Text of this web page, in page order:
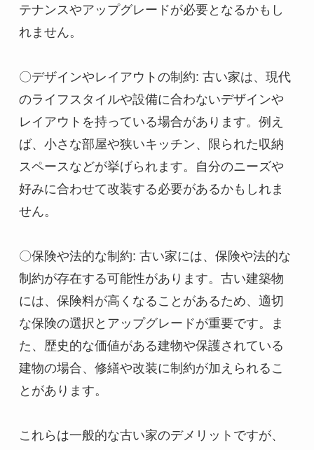
テナンスやアップグレードが必要となるかもし
れません。
〇デザインやレイアウトの制約: 古い家は、現代
のライフスタイルや設備に合わないデザインや
レイアウトを持っている場合があります。例え
ば、小さな部屋や狭いキッチン、限られた収納
スペースなどが挙げられます。自分のニーズや
好みに合わせて改装する必要があるかもしれま
せん。
〇保険や法的な制約: 古い家には、保険や法的な
制約が存在する可能性があります。古い建築物
には、保険料が高くなることがあるため、適切
な保険の選択とアップグレードが重要です。ま
た、歴史的な価値がある建物や保護されている
建物の場合、修繕や改装に制約が加えられるこ
とがあります。
これらは一般的な古い家のデメリットですが、